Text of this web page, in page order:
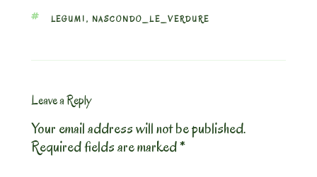
TAGS
LEGUMI , NASCONDO_LE_VERDURE
Leave a Reply
Your email address will not be published.
Required fields are marked*